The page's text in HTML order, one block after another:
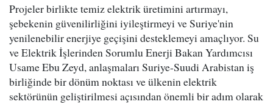
Projeler birlikte temiz elektrik üretimini artırmayı,
şebekenin güvenilirliğini iyileştirmeyi ve Suriye'nin
yenilenebilir enerjiye geçişini desteklemeyi amaçlıyor. Su
ve Elektrik İşlerinden Sorumlu Enerji Bakan Yardımcısı
Usame Ebu Zeyd, anlaşmaları Suriye-Suudi Arabistan iş
birliğinde bir dönüm noktası ve ülkenin elektrik
sektörünün geliştirilmesi açısından önemli bir adım olarak